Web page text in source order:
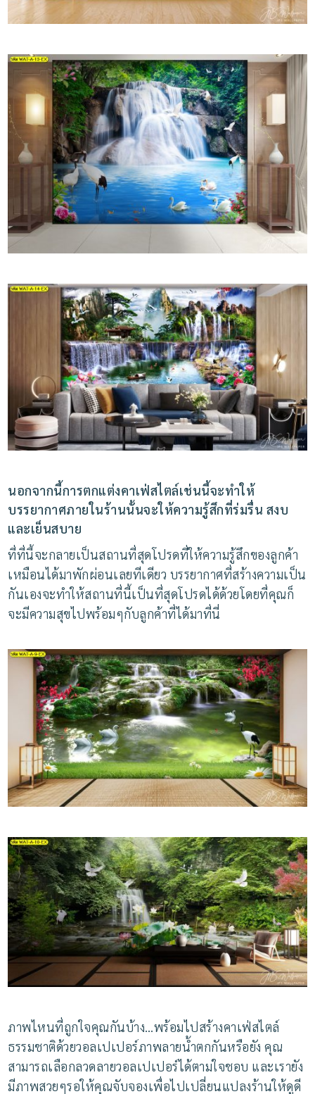
นอกจากนี้การตกแต่งคาเฟ่สไตล์เช่นนี้จะทำให้
บรรยากาศภายในร้านนั้นจะให้ความรู้สึกที่ร่มรื่น สงบ
และเย็นสบาย
ที่ที่นี้จะกลายเป็นสถานที่สุดโปรดที่ให้ความรู้สึกของลูกค้า
เหมือนได้มาพักผ่อนเลยทีเดียว บรรยากาศที่สร้างความเป็น
กันเองจะทำให้สถานที่นี้เป็นที่สุดโปรดได้ด้วยโดยที่คุณก็
จะมีความสุขไปพร้อมๆกับลูกค้าที่ได้มาที่นี่
ภาพไหนที่ถูกใจคุณกันบ้าง…พร้อมไปสร้างคาเฟ่สไตล์
ธรรมชาติด้วยวอลเปเปอร์ภาพลายน้ำตกกันหรือยัง คุณ
สามารถเลือกลวดลายวอลเปเปอร์ได้ตามใจชอบ และเรายัง
มีภาพสวยๆรอให้คุณจับจองเพื่อไปเปลี่ยนแปลงร้านให้ดูดี